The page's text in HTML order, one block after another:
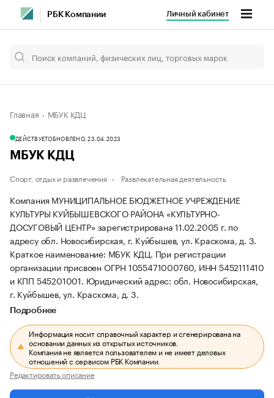
РБК Компании Личный кабинет
Главная МБУК КДЦ
ДЕЙСТВУЕТОБНОВЛЕНО, 23.04.2023
МБУК КДЦ
Спорт, отдых и развлечения Развлекательная деятельность
Компания МУНИЦИПАЛЬНОЕ БЮДЖЕТНОЕ УЧРЕЖДЕНИЕ
КУЛЬТУРЫ КУЙБЫШЕВСКОГО РАЙОНА «КУЛЬТУРНО-
ДОСУГОВЫЙ ЦЕНТР» зарегистрирована 11.02.2005 г. по
адресу обл. Новосибирская, г. Куйбышев, ул. Краскома, д. 3.
Краткое наименование: МБУК КДЦ. При регистрации
организации присвоен ОГРН 1055471000760, ИНН 5452111410
и КПП 545201001. Юридический адрес: обл. Новосибирская,
г. Куйбышев, ул. Краскома, д. 3.
Подробнее
Информация носит справочный характер и сгенерирована на
основании данных из открытых источников.
Компания не является пользователем и не имеет деловых
отношений с сервисом РБК Компании.
Редактировать описание